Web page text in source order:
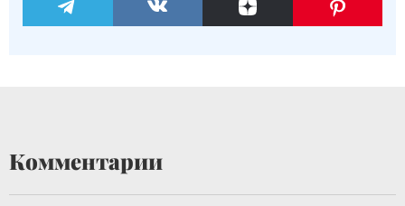
Комментарии